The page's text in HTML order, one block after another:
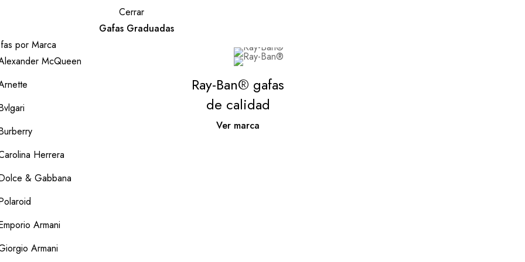
Cerrar
Gafas Graduadas
por Marca
McQueen
Herrera
& Gabbana
Armani
Armani
Ray-Ban® gafas
de calidad
Ver marca